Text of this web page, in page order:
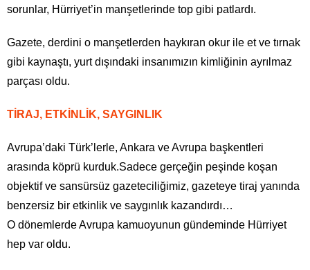
sorunlar, Hürriyet’in manşetlerinde top gibi patlardı.
Gazete, derdini o manşetlerden haykıran okur ile et ve tırnak
gibi kaynaştı, yurt dışındaki insanımızın kimliğinin ayrılmaz
parçası oldu.
TİRAJ, ETKİNLİK, SAYGINLIK
Avrupa’daki Türk’lerle, Ankara ve Avrupa başkentleri
arasında köprü kurduk.Sadece gerçeğin peşinde koşan
objektif ve sansürsüz gazeteciliğimiz, gazeteye tiraj yanında
benzersiz bir etkinlik ve saygınlık kazandırdı…
O dönemlerde Avrupa kamuoyunun gündeminde Hürriyet
hep var oldu.